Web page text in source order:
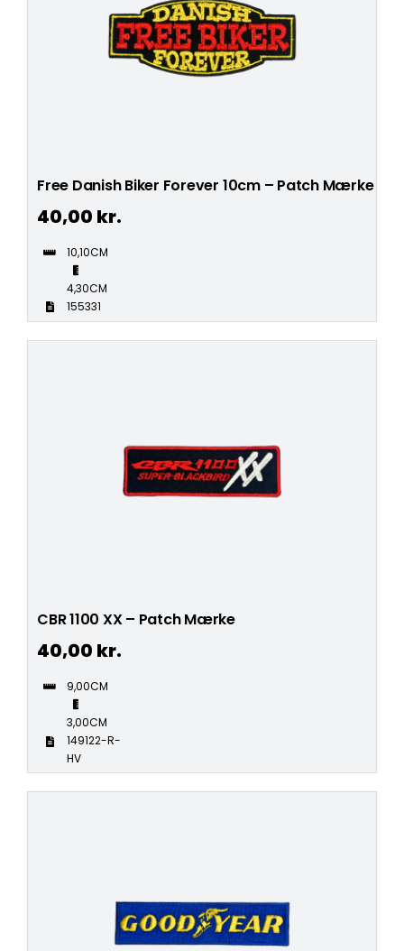
Free Danish Biker Forever 10cm – Patch Mærke
40,00 kr.
10,10CM
4,30CM
155331
CBR 1100 XX – Patch Mærke
40,00 kr.
9,00CM
3,00CM
149122-R-
HV